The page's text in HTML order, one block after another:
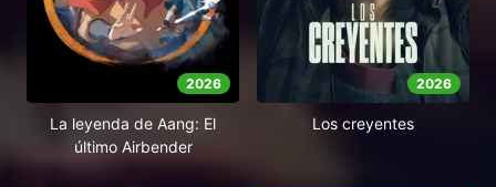
2026
La leyenda de Aang: El
último Airbender
2026
Los creyentes